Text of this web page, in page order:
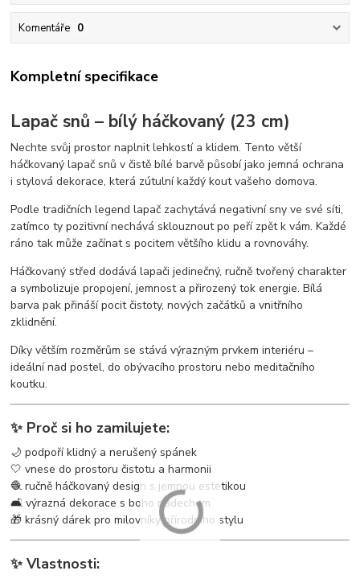
Komentáře 0
Kompletní specifikace
Lapač snů – bílý háčkovaný (23 cm)
Nechte svůj prostor naplnit lehkostí a klidem. Tento větší
háčkovaný lapač snů v čistě bílé barvě působí jako jemná ochrana
i stylová dekorace, která zútulní každý kout vašeho domova.
Podle tradičních legend lapač zachytává negativní sny ve své síti,
zatímco ty pozitivní nechává sklouznout po peří zpět k vám. Každé
ráno tak může začínat s pocitem většího klidu a rovnováhy.
Háčkovaný střed dodává lapači jedinečný, ručně tvořený charakter
a symbolizuje propojení, jemnost a přirozený tok energie. Bílá
barva pak přináší pocit čistoty, nových začátků a vnitřního
zklidnění.
Díky větším rozměrům se stává výrazným prvkem interiéru –
ideální nad postel, do obývacího prostoru nebo meditačního
koutku.
✨ Proč si ho zamilujete:
🌙 podpoří klidný a nerušený spánek
🤍 vnese do prostoru čistotu a harmonii
🧶 ručně háčkovaný design s jemnou estetikou
🛋️ výrazná dekorace s boho nádechem
🎁 krásný dárek pro milovníky přírodního stylu
✨ Vlastnosti: